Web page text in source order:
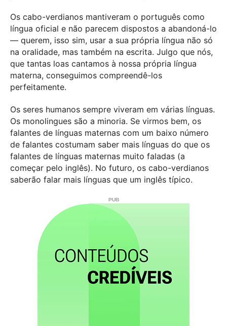
Os cabo-verdianos mantiveram o português como
língua oficial e não parecem dispostos a abandoná-lo
— querem, isso sim, usar a sua própria língua não só
na oralidade, mas também na escrita. Julgo que nós,
que tantas loas cantamos à nossa própria língua
materna, conseguimos compreendê-los
perfeitamente.
Os seres humanos sempre viveram em várias línguas.
Os monolingues são a minoria. Se virmos bem, os
falantes de línguas maternas com um baixo número
de falantes costumam saber mais línguas do que os
falantes de línguas maternas muito faladas (a
começar pelo inglês). No futuro, os cabo-verdianos
saberão falar mais línguas que um inglês típico.